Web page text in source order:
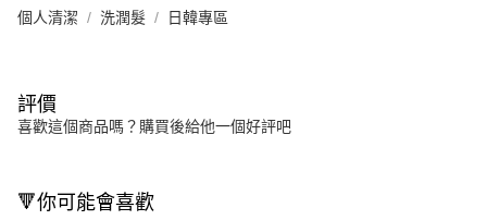
個人清潔 洗潤髮 日韓專區
評價
喜歡這個商品嗎？購買後給他一個好評吧
🔻你可能會喜歡